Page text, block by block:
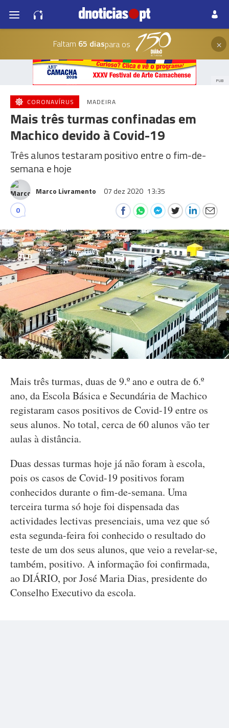
Faltam 65 diaspara os ×
PUB
CORONAVÍRUS MADEIRA
Mais três turmas confinadas em
Machico devido à Covid-19
Três alunos testaram positivo entre o fim-de-
semana e hoje
Marco Livramento 07 dez 2020 13:35
0
Mais três turmas, duas de 9.º ano e outra de 6.º
ano, da Escola Básica e Secundária de Machico
registaram casos positivos de Covid-19 entre os
seus alunos. No total, cerca de 60 alunos vão ter
aulas à distância.
Duas dessas turmas hoje já não foram à escola,
pois os casos de Covid-19 positivos foram
conhecidos durante o fim-de-semana. Uma
terceira turma só hoje foi dispensada das
actividades lectivas presenciais, uma vez que só
esta segunda-feira foi conhecido o resultado do
teste de um dos seus alunos, que veio a revelar-se,
também, positivo. A informação foi confirmada,
ao DIÁRIO, por José Maria Dias, presidente do
Conselho Executivo da escola.